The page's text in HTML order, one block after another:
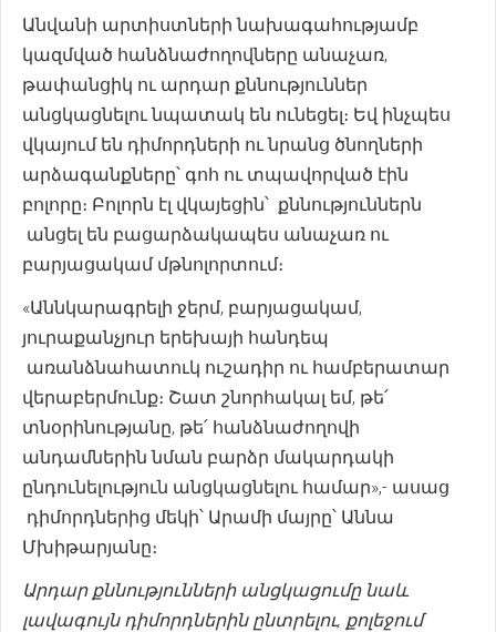
Անվանի արտիստների նախագահությամբ
կազմված հանձնաժողովները անաչառ,
թափանցիկ ու արդար քննություններ
անցկացնելու նպատակ են ունեցել։ Եվ ինչպես
վկայում են դիմորդների ու նրանց ծնողների
արձագանքները՝ գոհ ու տպավորված էին
բոլորը։ Բոլորն էլ վկայեցին՝ քննություններն
անցել են բացարձակապես անաչառ ու
բարյացակամ մթնոլորտում։
«Աննկարագրելի ջերմ, բարյացակամ,
յուրաքանչյուր երեխայի հանդեպ
առանձնահատուկ ուշադիր ու համբերատար
վերաբերմունք։ Շատ շնորհակալ եմ, թե՛
տնօրինությանը, թե՛ հանձնաժողովի
անդամներին նման բարձր մակարդակի
ընդունելություն անցկացնելու համար»,- ասաց
դիմորդներից մեկի՝ Արամի մայրը՝ Աննա
Մխիթարյանը։
Արդար քննությունների անցկացումը նաև
լավագույն դիմորդներին ընտրելու, քոլեջում